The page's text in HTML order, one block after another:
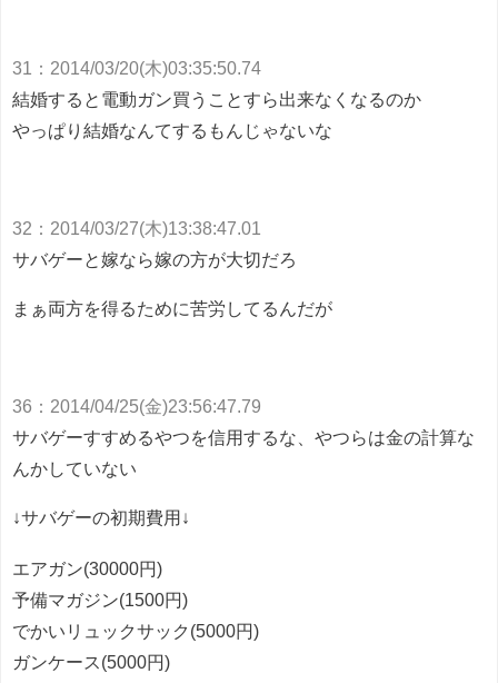
31 ： 2014/03/20(木)03:35:50.74
結婚すると電動ガン買うことすら出来なくなるのか
やっぱり結婚なんてするもんじゃないな
32 ： 2014/03/27(木)13:38:47.01
サバゲーと嫁なら嫁の方が大切だろ
まぁ両方を得るために苦労してるんだが
36 ： 2014/04/25(金)23:56:47.79
サバゲーすすめるやつを信用するな、やつらは金の計算な
んかしていない
↓サバゲーの初期費用↓
エアガン(30000円)
予備マガジン(1500円)
でかいリュックサック(5000円)
ガンケース(5000円)